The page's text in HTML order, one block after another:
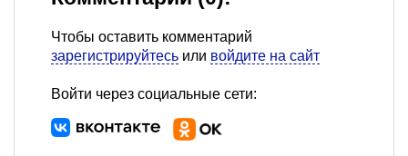
Чтобы оставить комментарий
зарегистрируйтесь или войдите на сайт
Войти через социальные сети: